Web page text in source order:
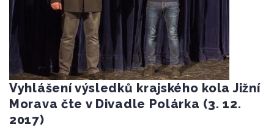
Vyhlášení výsledků krajského kola Jižní
Morava čte v Divadle Polárka (3. 12.
2017)